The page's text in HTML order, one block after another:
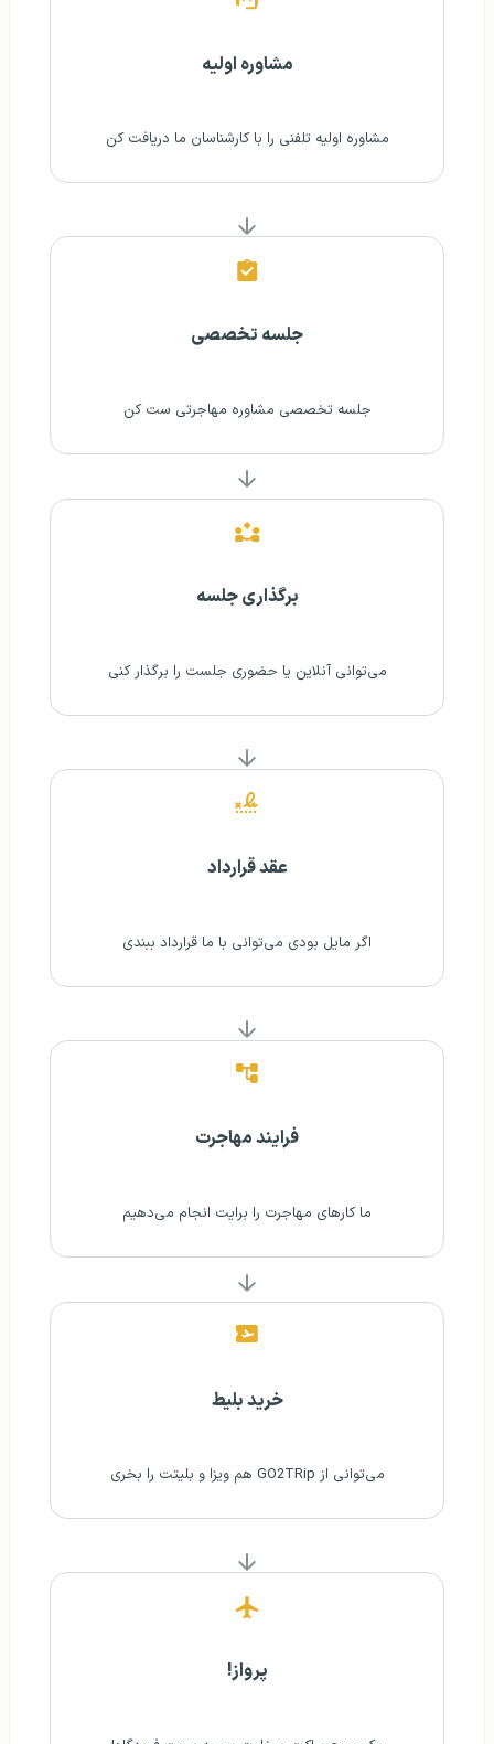
مشاوره اولیه
مشاوره اولیه تلفنی‌ را با کارشناسان ما دریافت کن
جلسه تخصصی
جلسه تخصصی مشاوره مهاجرتی ست کن
برگذاری جلسه
می‌توانی آنلاین یا حضوری جلست را برگذار کنی
عقد قرارداد
اگر مایل بودی می‌توانی با ما قرارداد ببندی
فرایند مهاجرت
ما کارهای مهاجرت را برایت انجام می‌دهیم
خرید بلیط
می‌توانی از GO2TRip هم ویزا و بلیتت را بخری
پرواز!